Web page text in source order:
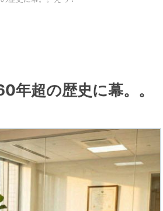
超の歴史に幕。。